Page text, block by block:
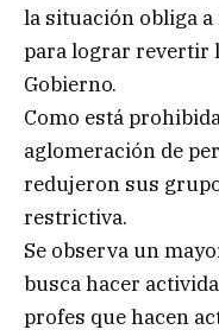
la situación obliga
para lograr revertir
Gobierno.
Como está
aglomeración de
redujeron sus
restrictiva.
Se observa un
busca hacer
profes que hacen